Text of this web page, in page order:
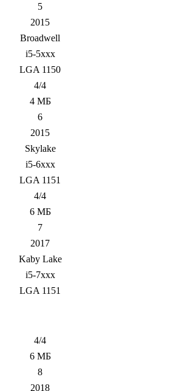
5
2015
Broadwell
i5-5xxx
LGA 1150
4/4
4 МБ
6
2015
Skylake
i5-6xxx
LGA 1151
4/4
6 МБ
7
2017
Kaby Lake
i5-7xxx
LGA 1151
4/4
6 МБ
8
2018